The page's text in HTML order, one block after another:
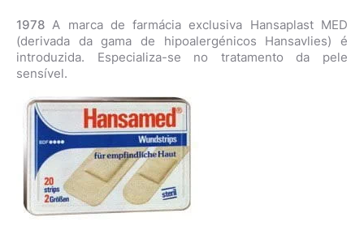
1978 A marca de farmácia exclusiva Hansaplast MED
(derivada da gama de hipoalergénicos Hansavlies) é
introduzida. Especializa-se no tratamento da pele
sensível.